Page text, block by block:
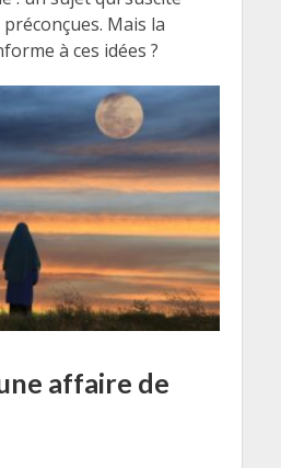
Mais la
à ces idées ?
affaire de